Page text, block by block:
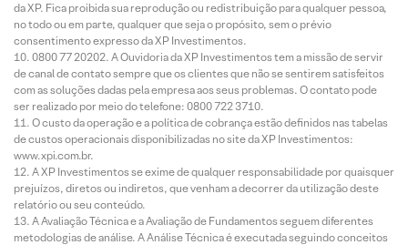
da XP. Fica proibida sua reprodução ou redistribuição para qualquer pessoa,
no todo ou em parte, qualquer que seja o propósito, sem o prévio
consentimento expresso da XP Investimentos.
0800 77 20202. A Ouvidoria da XP Investimentos tem a missão de servir
de canal de contato sempre que os clientes que não se sentirem satisfeitos
com as soluções dadas pela empresa aos seus problemas. O contato pode
ser realizado por meio do telefone: 0800 722 3710.
O custo da operação e a política de cobrança estão definidos nas tabelas
de custos operacionais disponibilizadas no site da XP Investimentos:
www.xpi.com.br.
A XP Investimentos se exime de qualquer responsabilidade por quaisquer
prejuízos, diretos ou indiretos, que venham a decorrer da utilização deste
relatório ou seu conteúdo.
A Avaliação Técnica e a Avaliação de Fundamentos seguem diferentes
metodologias de análise. A Análise Técnica é executada seguindo conceitos